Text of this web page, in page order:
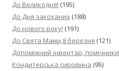
До Великодня! (195)
До Дня закоханих (188)
До нового року! (191)
До Свята Мами,8 березня (121)
Допоміжний інвентар, помічники
Кондитерська сировина (95)